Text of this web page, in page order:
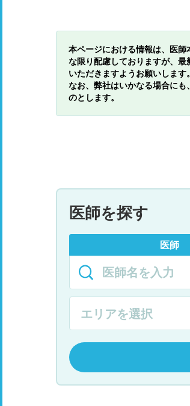
本ページにおける情報は、医
な限り配慮しておりますが、
いただきますようお願いします。
なお、弊社はいかなる場合に
のとします。
医師を探す
医師